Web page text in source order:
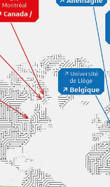
une
épreuves
Participez à un Live
préparation aux épreuves
11 juin de 18h à 19h30 !